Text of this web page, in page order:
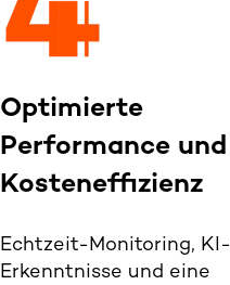
Optimierte
Performance und
Kosteneffizienz
Echtzeit-Monitoring,
Erkenntnisse und eine